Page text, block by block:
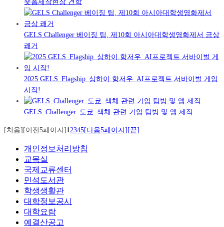
숏폼제작현장 견학
GELS Challenger 베이징 팀, 제10회 아시아대학생영화제서 금상
쾌거
2025 GELS_Flagship_상하이.항저우_AI프로젝트 서바이벌 게임
시작!
GELS_Challenger_도쿄_색채 관련 기업 탐방 및 앱 제작
[처음][이전5페이지]1 2345[다음5페이지][끝]
개인정보처리방침
교목실
국제교류센터
민석도서관
학생생활관
대학정보공시
대학요람
예결산공고